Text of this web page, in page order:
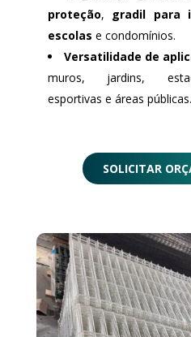
proteção, gradil para
escolas e condomínios.
Versatilidade de
muros, jardins,
esportivas e áreas públicas.
SOLICITAR